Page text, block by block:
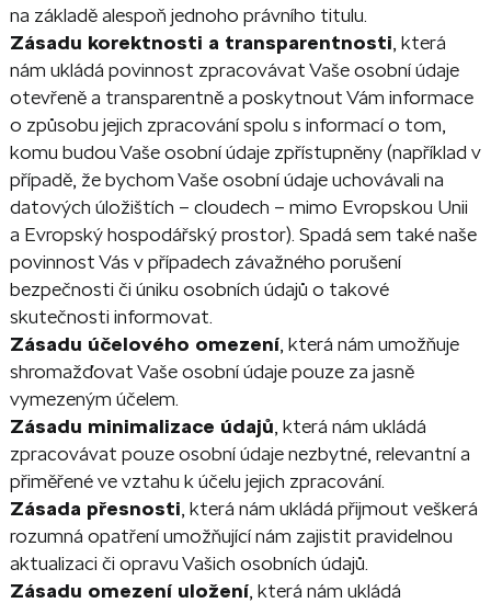
na základě alespoň jednoho právního titulu.
Zásadu korektnosti a transparentnosti, která
nám ukládá povinnost zpracovávat Vaše osobní údaje
otevřeně a transparentně a poskytnout Vám informace
o způsobu jejich zpracování spolu s informací o tom,
komu budou Vaše osobní údaje zpřístupněny (například v
případě, že bychom Vaše osobní údaje uchovávali na
datových úložištích – cloudech – mimo Evropskou Unii
a Evropský hospodářský prostor). Spadá sem také naše
povinnost Vás v případech závažného porušení
bezpečnosti či úniku osobních údajů o takové
skutečnosti informovat.
Zásadu účelového omezení, která nám umožňuje
shromažďovat Vaše osobní údaje pouze za jasně
vymezeným účelem.
Zásadu minimalizace údajů, která nám ukládá
zpracovávat pouze osobní údaje nezbytné, relevantní a
přiměřené ve vztahu k účelu jejich zpracování.
Zásada přesnosti, která nám ukládá přijmout veškerá
rozumná opatření umožňující nám zajistit pravidelnou
aktualizaci či opravu Vašich osobních údajů.
Zásadu omezení uložení, která nám ukládá